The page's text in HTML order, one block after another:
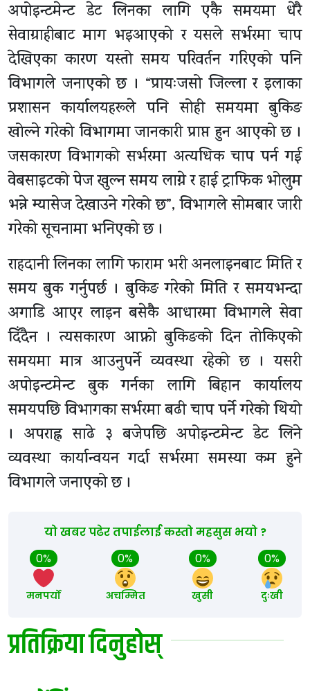
अपोइन्टमेन्ट डेट लिनका लागि एकै समयमा धेरै
सेवाग्राहीबाट माग भइआएको र यसले सर्भरमा चाप
देखिएका कारण यस्तो समय परिवर्तन गरिएको पनि
विभागले जनाएको छ । “प्रायःजसो जिल्ला र इलाका
प्रशासन कार्यालयहरूले पनि सोही समयमा बुकिङ
खोल्ने गरेको विभागमा जानकारी प्राप्त हुन आएको छ ।
जसकारण विभागको सर्भरमा अत्यधिक चाप पर्न गई
वेबसाइटको पेज खुल्न समय लाग्ने र हाई ट्राफिक भोलुम
भन्ने म्यासेज देखाउने गरेको छ”, विभागले सोमबार जारी
गरेको सूचनामा भनिएको छ ।
राहदानी लिनका लागि फाराम भरी अनलाइनबाट मिति र
समय बुक गर्नुपर्छ । बुकिङ गरेको मिति र समयभन्दा
अगाडि आएर लाइन बसेकै आधारमा विभागले सेवा
दिँदैन । त्यसकारण आफ्नो बुकिङको दिन तोकिएको
समयमा मात्र आउनुपर्ने व्यवस्था रहेको छ । यसरी
अपोइन्टमेन्ट बुक गर्नका लागि बिहान कार्यालय
समयपछि विभागका सर्भरमा बढी चाप पर्ने गरेको थियो
। अपराह्न साढे ३ बजेपछि अपोइन्टमेन्ट डेट लिने
व्यवस्था कार्यान्वयन गर्दा सर्भरमा समस्या कम हुने
विभागले जनाएको छ ।
यो खबर पढेर तपाईलाई कस्तो महसुस भयो ?
0%
मनपर्यो
0%
अचम्मित
0%
खुसी
0%
दुःखी
प्रतिक्रिया दिनुहोस्